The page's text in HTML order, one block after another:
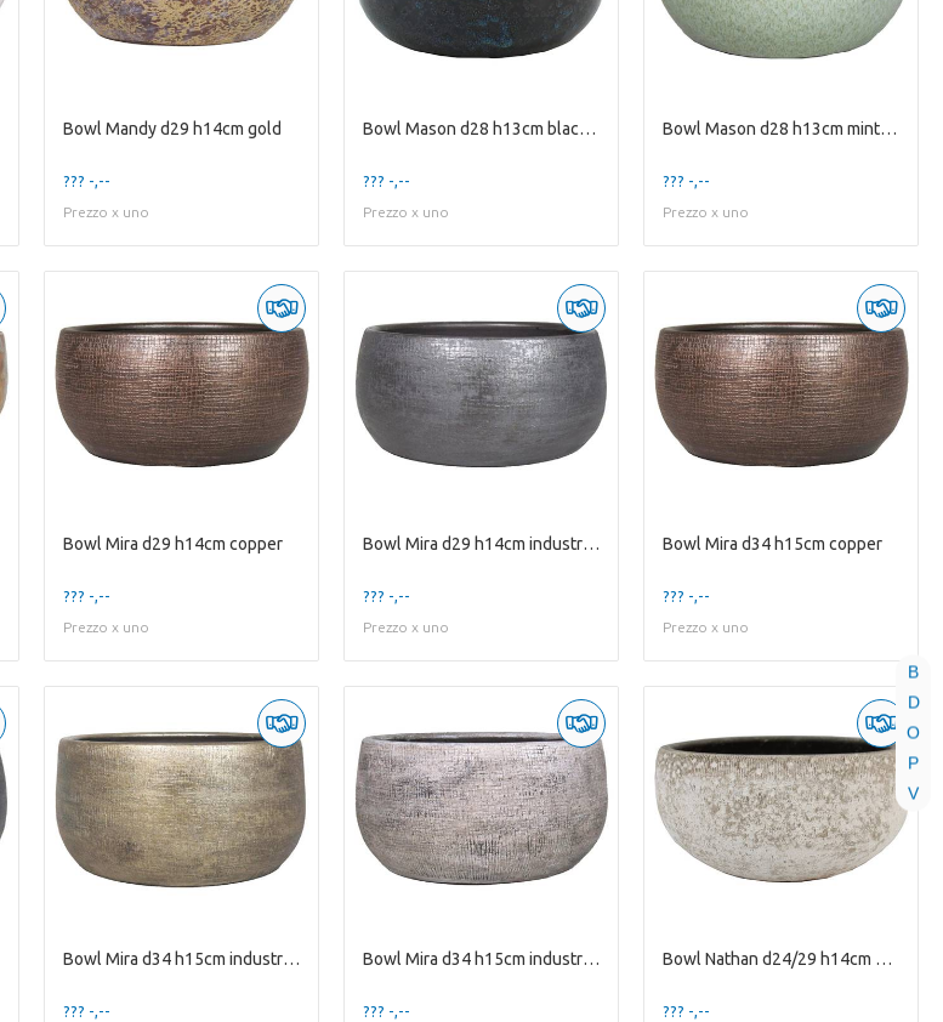
B
D
O
P
V
Bowl Mandy d29 h14cm gold
??? -,--
Prezzo x uno
Bowl Mason d28 h13cm black/blue
??? -,--
Prezzo x uno
Bowl Mason d28 h13cm mintgreen
??? -,--
Prezzo x uno
Bowl Mira d29 h14cm copper
??? -,--
Prezzo x uno
Bowl Mira d29 h14cm industrial black
??? -,--
Prezzo x uno
Bowl Mira d34 h15cm copper
??? -,--
Prezzo x uno
Bowl Mira d34 h15cm industrial gold
??? -,--
Bowl Mira d34 h15cm industrial white
??? -,--
Bowl Nathan d24/29 h14cm white
??? -,--